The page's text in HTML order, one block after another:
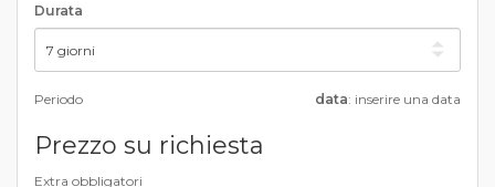
Durata
Periodo data: inserire una data
Prezzo su richiesta
Extra obbligatori